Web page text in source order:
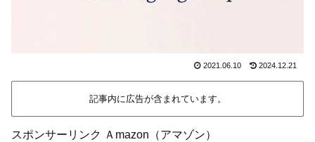
2021.06.10 2024.12.21
記事内に広告が含まれています。
スポンサーリンク Ａmazon（アマゾン）